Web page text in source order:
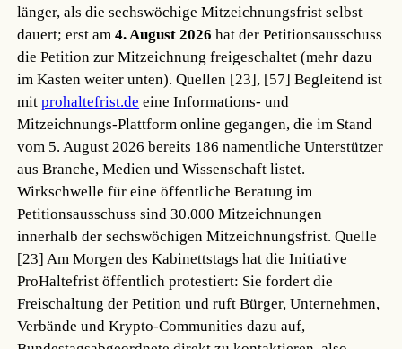
länger, als die sechswöchige Mitzeichnungsfrist selbst
dauert; erst am4. August 2026 hat der Petitionsausschuss
die Petition zur Mitzeichnung freigeschaltet (mehr dazu
im Kasten weiter unten).Quellen [23], [57] Begleitend ist
mitprohaltefrist.de eine Informations- und
Mitzeichnungs-Plattform online gegangen, die im Stand
vom 5. August 2026 bereits 186 namentliche Unterstützer
aus Branche, Medien und Wissenschaft listet.
Wirkschwelle für eine öffentliche Beratung im
Petitionsausschuss sind 30.000 Mitzeichnungen
innerhalb der sechswöchigen Mitzeichnungsfrist.Quelle
[23] Am Morgen des Kabinettstags hat die Initiative
ProHaltefrist öffentlich protestiert: Sie fordert die
Freischaltung der Petition und ruft Bürger, Unternehmen,
Verbände und Krypto-Communities dazu auf,